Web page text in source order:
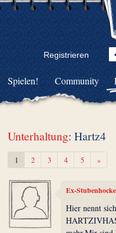
Registrieren
Community
Spielen!
Unterhaltung: Hartz4
1 2 3 4 5 »Weiter
Ex-
Hier nennt